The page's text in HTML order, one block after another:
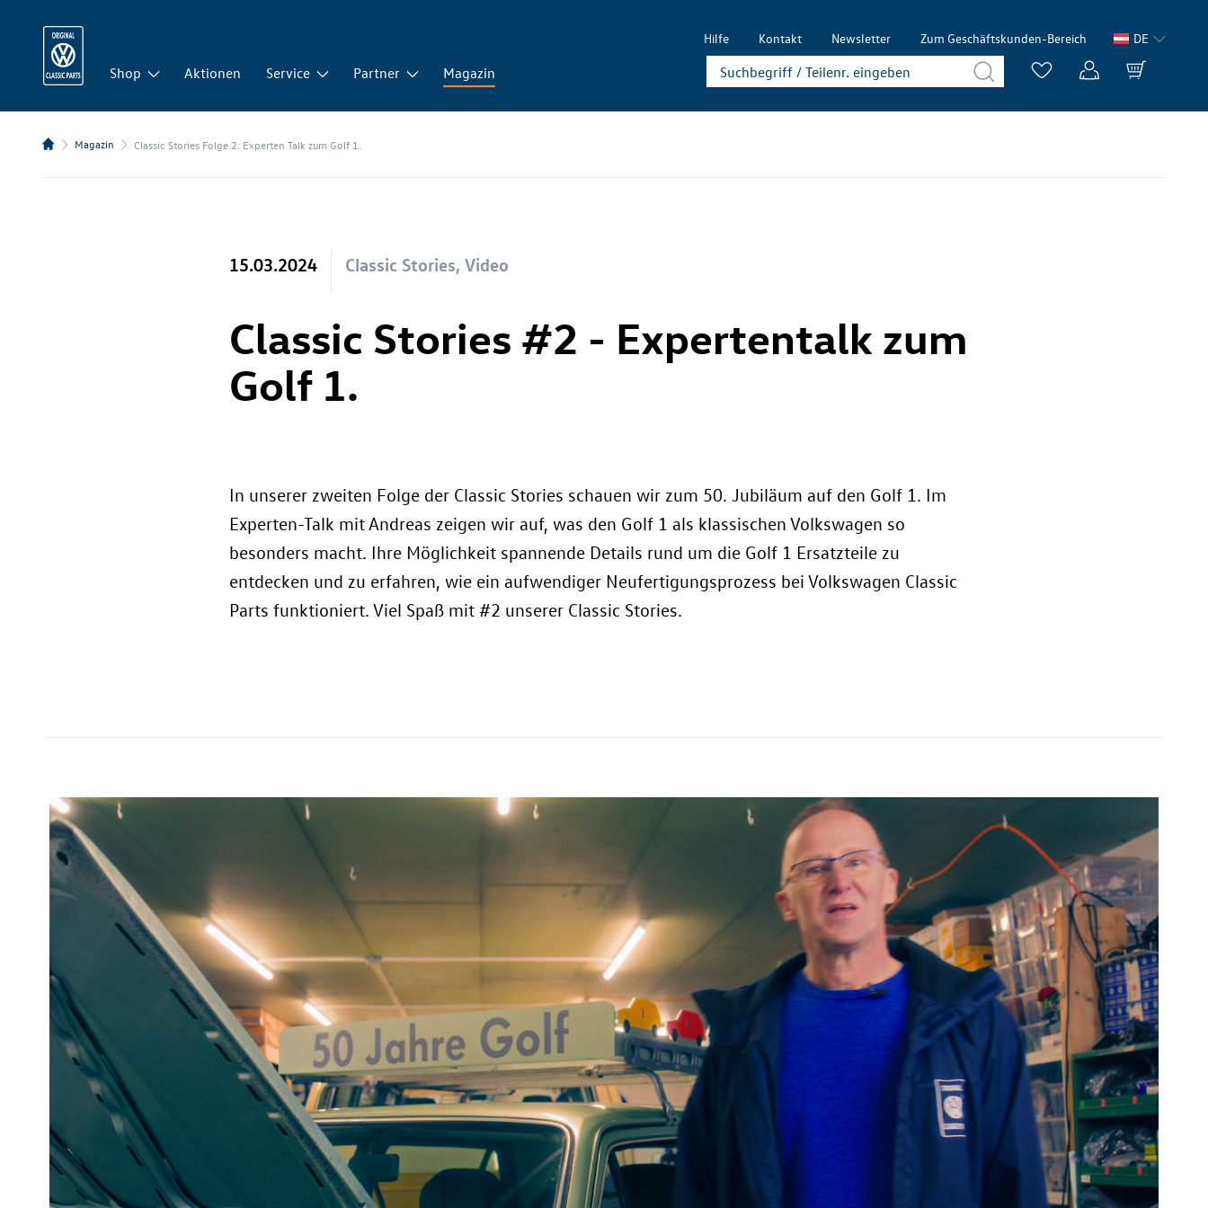
Hilfe Kontakt Newsletter Zum Geschäftskunden-Bereich DE
Shop Aktionen Service Partner Magazin
Magazin Classic Stories Folge 2: Experten Talk zum Golf 1.
15.03.2024 Classic Stories, Video
Classic Stories #2 - Expertentalk zum
Golf 1.
In unserer zweiten Folge der Classic Stories schauen wir zum 50. Jubiläum auf den Golf 1. Im
Experten-Talk mit Andreas zeigen wir auf, was den Golf 1 als klassischen Volkswagen so
besonders macht. Ihre Möglichkeit spannende Details rund um die Golf 1 Ersatzteile zu
entdecken und zu erfahren, wie ein aufwendiger Neufertigungsprozess bei Volkswagen Classic
Parts funktioniert. Viel Spaß mit #2 unserer Classic Stories.